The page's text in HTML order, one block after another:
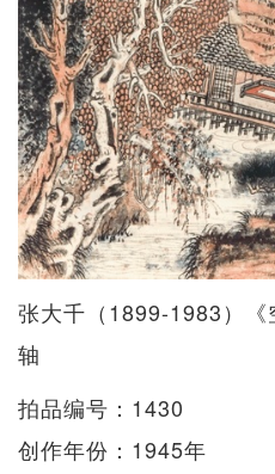
张大千（1899-1983）
轴
拍品编号：1430
创作年份：1945年